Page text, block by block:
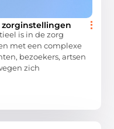
is in de zorg
met een complexe
bezoekers, artsen
zich